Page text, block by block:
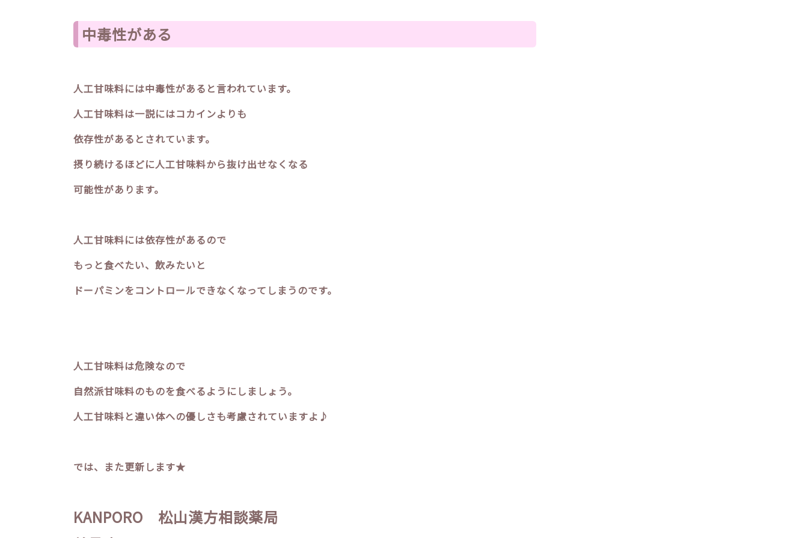
中毒性がある
人工甘味料には中毒性があると言われています。
人工甘味料は一説にはコカインよりも
依存性があるとされています。
摂り続けるほどに人工甘味料から抜け出せなくなる
可能性があります。
人工甘味料には依存性があるので
もっと食べたい、飲みたいと
ドーパミンをコントロールできなくなってしまうのです。
人工甘味料は危険なので
自然派甘味料のものを食べるようにしましょう。
人工甘味料と違い体への優しさも考慮されていますよ♪
では、また更新します★
KANPORO 松山漢方相談薬局